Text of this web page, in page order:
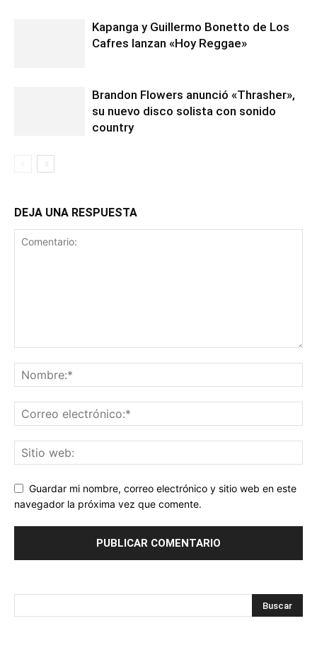
Kapanga y Guillermo Bonetto de Los
Cafres lanzan «Hoy Reggae»
Brandon Flowers anunció «Thrasher»,
su nuevo disco solista con sonido
country
DEJA UNA RESPUESTA
Guardar mi nombre, correo electrónico y sitio web en este
navegador la próxima vez que comente.